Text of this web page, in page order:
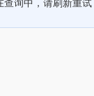
查询中，请刷新重试